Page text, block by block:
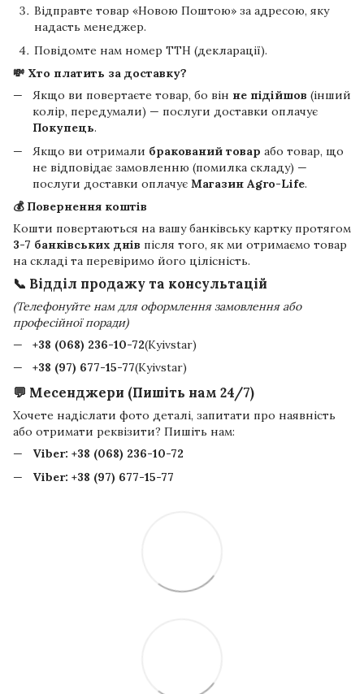
Відправте товар «Новою Поштою» за адресою, яку
надасть менеджер.
Повідомте нам номер ТТН (декларації).
💸 Хто платить за доставку?
Якщо ви повертаєте товар, бо він не підійшов (інший
колір, передумали) — послуги доставки оплачує
Покупець.
Якщо ви отримали бракований товар або товар, що
не відповідає замовленню (помилка складу) —
послуги доставки оплачує Магазин Agro-Life.
💰 Повернення коштів
Кошти повертаються на вашу банківську картку протягом
3-7 банківських днів після того, як ми отримаємо товар
на складі та перевіримо його цілісність.
📞 Відділ продажу та консультацій
(Телефонуйте нам для оформлення замовлення або
професійної поради)
+38 (068) 236-10-72(Kyivstar)
+38 (97) 677-15-77(Kyivstar)
💬 Месенджери (Пишіть нам 24/7)
Хочете надіслати фото деталі, запитати про наявність
або отримати реквізити? Пишіть нам:
Viber: +38 (068) 236-10-72
Viber: +38 (97) 677-15-77